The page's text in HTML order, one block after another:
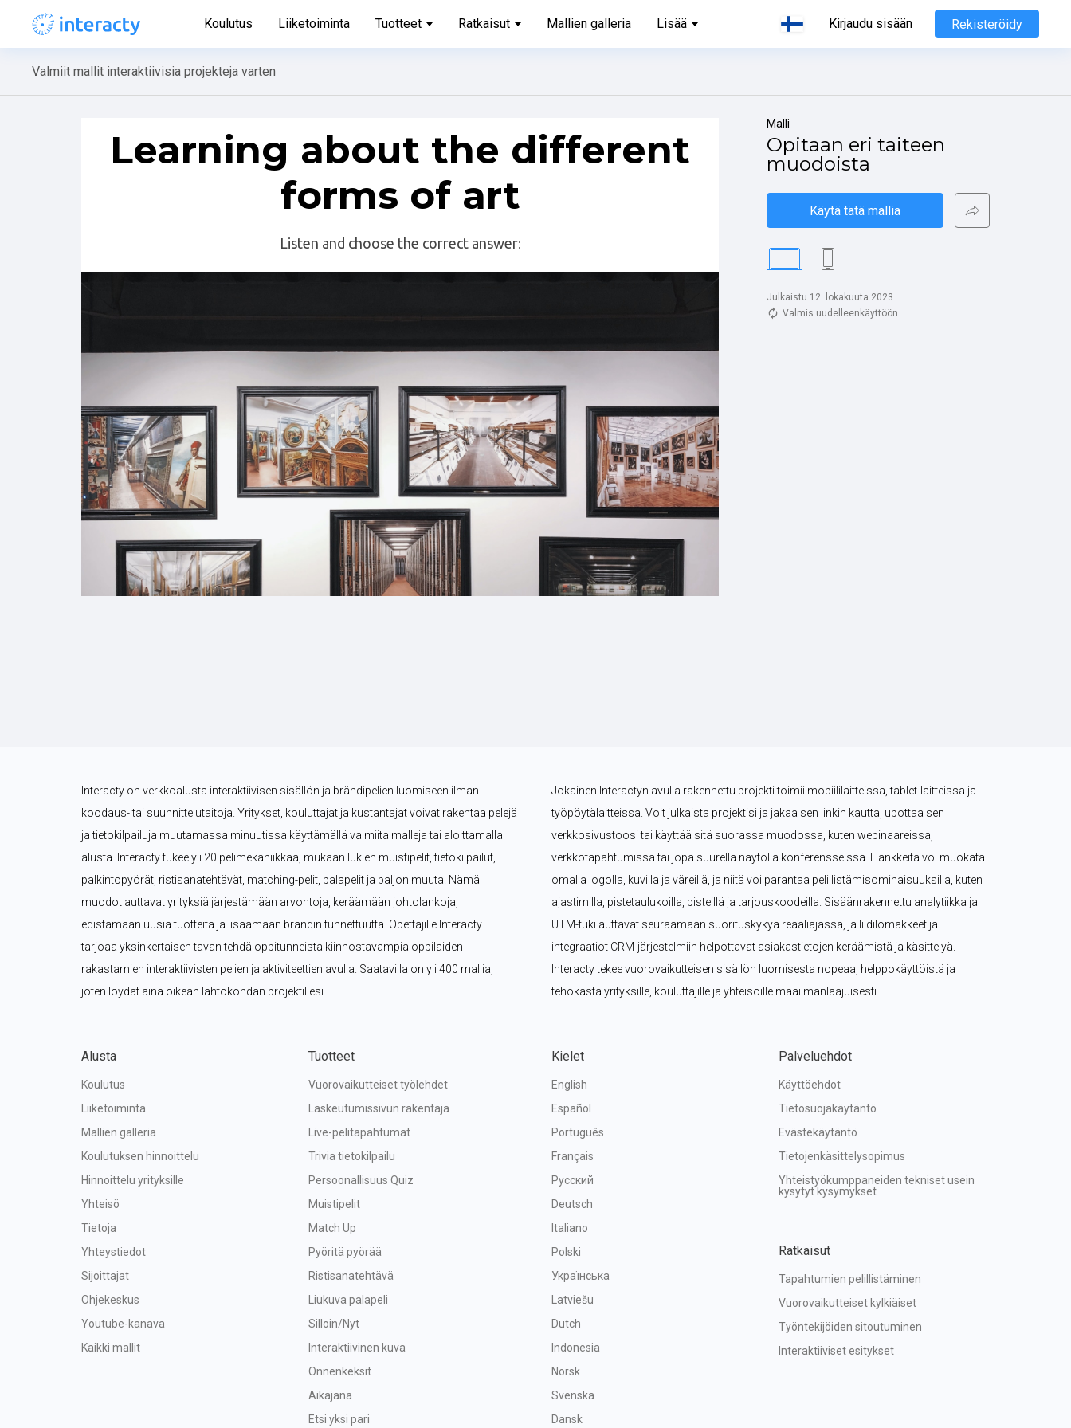
Koulutus Liiketoiminta Tuotteet Ratkaisut Mallien galleria Lisää Kirjaudu sisään Rekisteröidy
Valmiit mallit interaktiivisia projekteja varten
Malli
Opitaan eri taiteen
muodoista
Käytä tätä mallia
Julkaistu 12. lokakuuta 2023
Valmis uudelleenkäyttöön
Interacty on verkkoalusta interaktiivisen sisällön ja brändipelien luomiseen ilman
koodaus- tai suunnittelutaitoja. Yritykset, kouluttajat ja kustantajat voivat rakentaa pelejä
ja tietokilpailuja muutamassa minuutissa käyttämällä valmiita malleja tai aloittamalla
alusta. Interacty tukee yli 20 pelimekaniikkaa, mukaan lukien muistipelit, tietokilpailut,
palkintopyörät, ristisanatehtävät, matching-pelit, palapelit ja paljon muuta. Nämä
muodot auttavat yrityksiä järjestämään arvontoja, keräämään johtolankoja,
edistämään uusia tuotteita ja lisäämään brändin tunnettuutta. Opettajille Interacty
tarjoaa yksinkertaisen tavan tehdä oppitunneista kiinnostavampia oppilaiden
rakastamien interaktiivisten pelien ja aktiviteettien avulla. Saatavilla on yli 400 mallia,
joten löydät aina oikean lähtökohdan projektillesi.
Jokainen Interactyn avulla rakennettu projekti toimii mobiililaitteissa, tablet-laitteissa ja
työpöytälaitteissa. Voit julkaista projektisi ja jakaa sen linkin kautta, upottaa sen
verkkosivustoosi tai käyttää sitä suorassa muodossa, kuten webinaareissa,
verkkotapahtumissa tai jopa suurella näytöllä konferensseissa. Hankkeita voi muokata
omalla logolla, kuvilla ja väreillä, ja niitä voi parantaa pelillistämisominaisuuksilla, kuten
ajastimilla, pistetaulukoilla, pisteillä ja tarjouskoodeilla. Sisäänrakennettu analytiikka ja
UTM-tuki auttavat seuraamaan suorituskykyä reaaliajassa, ja liidilomakkeet ja
integraatiot CRM-järjestelmiin helpottavat asiakastietojen keräämistä ja käsittelyä.
Interacty tekee vuorovaikutteisen sisällön luomisesta nopeaa, helppokäyttöistä ja
tehokasta yrityksille, kouluttajille ja yhteisöille maailmanlaajuisesti.
Alusta
Koulutus
Liiketoiminta
Mallien galleria
Koulutuksen hinnoittelu
Hinnoittelu yrityksille
Yhteisö
Tietoja
Yhteystiedot
Sijoittajat
Ohjekeskus
Youtube-kanava
Kaikki mallit
Tuotteet
Vuorovaikutteiset työlehdet
Laskeutumissivun rakentaja
Live-pelitapahtumat
Trivia tietokilpailu
Persoonallisuus Quiz
Muistipelit
Match Up
Pyöritä pyörää
Ristisanatehtävä
Liukuva palapeli
Silloin/Nyt
Interaktiivinen kuva
Onnenkeksit
Aikajana
Etsi yksi pari
Kielet
English
Español
Português
Français
Русский
Deutsch
Italiano
Polski
Українська
Latviešu
Dutch
Indonesia
Norsk
Svenska
Dansk
Palveluehdot
Käyttöehdot
Tietosuojakäytäntö
Evästekäytäntö
Tietojenkäsittelysopimus
Yhteistyökumppaneiden tekniset usein
kysytyt kysymykset
Ratkaisut
Tapahtumien pelillistäminen
Vuorovaikutteiset kylkiäiset
Työntekijöiden sitoutuminen
Interaktiiviset esitykset